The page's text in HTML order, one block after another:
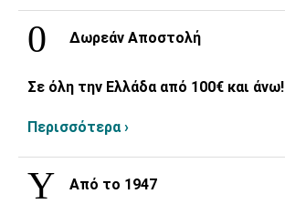
Δωρεάν Αποστολή
Σε όλη την Ελλάδα από 100€ και άνω!
Περισσότερα ›
Από το 1947